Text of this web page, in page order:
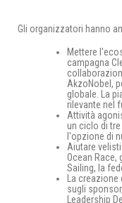
Gli organizzatori hanno
Mettere
campagna
AkzoNobel,
globale. La
rilevante nel
Attività
un ciclo di
l'opzione di
Aiutare
Ocean Race,
Sailing, la
La
sugli
Leadership